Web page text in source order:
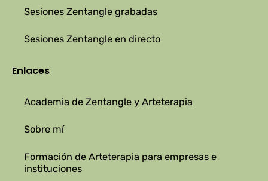
Sesiones Zentangle grabadas
Sesiones Zentangle en directo
Enlaces
Academia de Zentangle y Arteterapia
Sobre mí
Formación de Arteterapia para empresas e
instituciones